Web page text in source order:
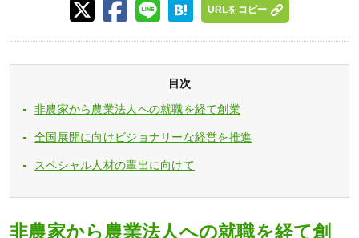
URLをコピー
目次
非農家から農業法人への就職を経て創業
全国展開に向けビジョナリーな経営を推進
スペシャル人材の輩出に向けて
非農家から農業法人への就職を経て創